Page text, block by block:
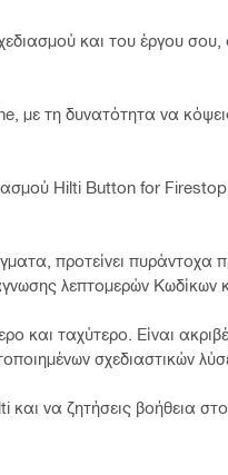
και του έργου
με τη δυνατότητα να
Hilti Button for
προτείνει πυράντοχα
λεπτομερών Κωδίκων
και ταχύτερο. Είναι
σχεδιαστικών
να ζητήσεις βοήθεια